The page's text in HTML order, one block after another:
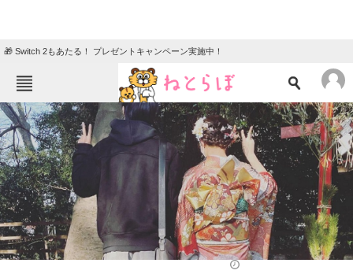
🎁 Switch 2もあたる！ プレゼントキャンペーン実施中！
ねとらぼメニュー
TOP ニュース
エンタメ クイズ
グルメ 地域
住まい 教育・育児
動物 リサーチ